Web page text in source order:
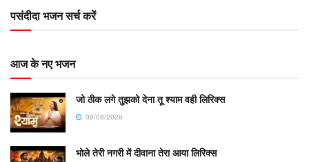
पसंदीदा भजन सर्च करें
आज के नए भजन
जो ठीक लगे तुझको देना तू श्याम वही लिरिक्स
08/08/2026
भोले तेरी नगरी में दीवाना तेरा आया लिरिक्स